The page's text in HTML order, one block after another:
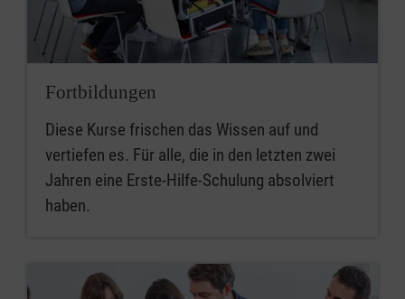
Fortbildungen
Diese Kurse frischen das Wissen auf und
vertiefen es. Für alle, die in den letzten zwei
Jahren eine Erste-Hilfe-Schulung absolviert
haben.